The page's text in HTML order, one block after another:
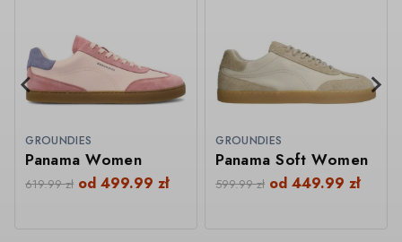
GROUNDIES
Panama Women
619.99zł od499.99zł
GROUNDIES
Panama Soft Women
599.99zł od449.99zł